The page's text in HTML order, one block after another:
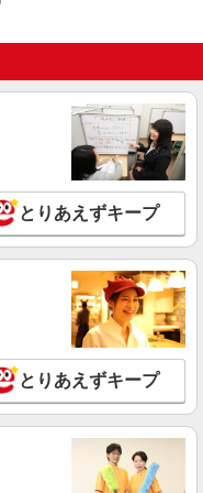
だいま特別時給で募集
：時給1,500円 ※入社の
年1月以降：時給1,250
ぽーと豊洲 東京都江東区
ク ららぽーと豊洲
詳細を見る
務スタッフ
ト］時給1,250円 ※試用期
4-9 アーバンドック らら
詳細を見る
ュ 2171
とりあえずキープ
とりあえずキープ